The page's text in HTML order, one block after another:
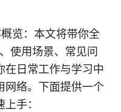
览：本文将带你全
使用场景、常见问
在日常工作与学习中
网络。下面提供一个
手：